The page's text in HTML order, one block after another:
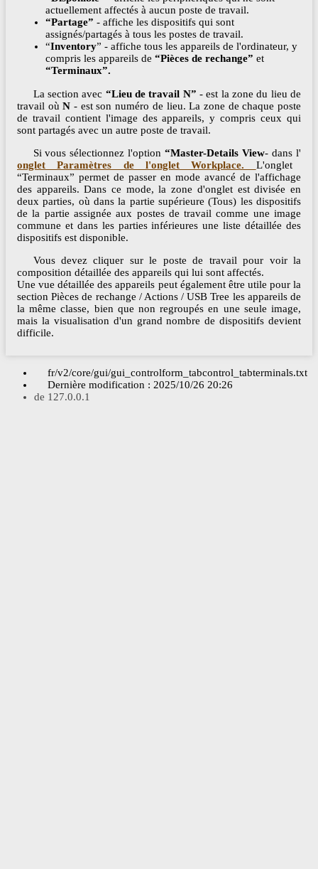
actuellement affectés à aucun poste de travail.
“Partage” - affiche les dispositifs qui sont
assignés/partagés à tous les postes de travail.
“Inventory” - affiche tous les appareils de l'ordinateur, y
compris les appareils de “Pièces de rechange” et
“Terminaux”.
La section avec “Lieu de travail N” - est la zone du lieu de
travail oùN - est son numéro de lieu. La zone de chaque poste
de travail contient l'image des appareils, y compris ceux qui
sont partagés avec un autre poste de travail.
Si vous sélectionnez l'option“Master-Details View- dans l'
onglet Paramètres de l'onglet Workplace. L'onglet
“Terminaux” permet de passer en mode avancé de l'affichage
des appareils. Dans ce mode, la zone d'onglet est divisée en
deux parties, où dans la partie supérieure (Tous) les dispositifs
de la partie assignée aux postes de travail comme une image
commune et dans les parties inférieures une liste détaillée des
dispositifs est disponible.
Vous devez cliquer sur le poste de travail pour voir la
composition détaillée des appareils qui lui sont affectés.
Une vue détaillée des appareils peut également être utile pour la
section Pièces de rechange / Actions / USB Tree les appareils de
la même classe, bien que non regroupés en une seule image,
mais la visualisation d'un grand nombre de dispositifs devient
difficile.
fr/v2/core/gui/gui_controlform_tabcontrol_tabterminals.txt
Dernière modification : 2025/10/26 20:26
de 127.0.0.1